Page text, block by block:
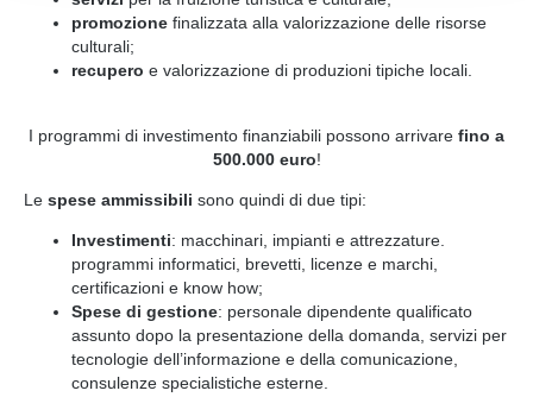
promozione finalizzata alla valorizzazione delle risorse
culturali;
recupero e valorizzazione di produzioni tipiche locali.
I programmi di investimento finanziabili possono arrivare fino a
500.000 euro!
Le spese ammissibili sono quindi di due tipi:
Investimenti: macchinari, impianti e attrezzature.
programmi informatici, brevetti, licenze e marchi,
certificazioni e know how;
Spese di gestione: personale dipendente qualificato
assunto dopo la presentazione della domanda, servizi per
tecnologie dell’informazione e della comunicazione,
consulenze specialistiche esterne.